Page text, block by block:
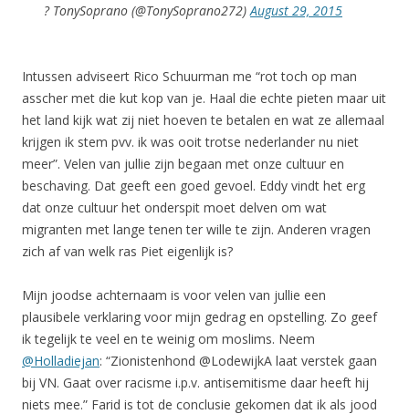
? TonySoprano (@TonySoprano272)August 29, 2015
Intussen adviseert Rico Schuurman me “rot toch op man
asscher met die kut kop van je. Haal die echte pieten maar uit
het land kijk wat zij niet hoeven te betalen en wat ze allemaal
krijgen ik stem pvv. ik was ooit trotse nederlander nu niet
meer”. Velen van jullie zijn begaan met onze cultuur en
beschaving. Dat geeft een goed gevoel. Eddy vindt het erg
dat onze cultuur het onderspit moet delven om wat
migranten met lange tenen ter wille te zijn. Anderen vragen
zich af van welk ras Piet eigenlijk is?
Mijn joodse achternaam is voor velen van jullie een
plausibele verklaring voor mijn gedrag en opstelling. Zo geef
ik tegelijk te veel en te weinig om moslims. Neem
@Holladiejan: “Zionistenhond @LodewijkA laat verstek gaan
bij VN. Gaat over racisme i.p.v. antisemitisme daar heeft hij
niets mee.” Farid is tot de conclusie gekomen dat ik als jood